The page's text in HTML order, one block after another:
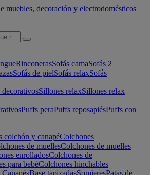
RinconerasSofás camaSofás 2
Sofás de pielSofás relaxSofás
decorativosSillones relaxSillones relax
Puffs peraPuffs reposapiésPuffs con
colchón y canapéColchones
de muellesColchones de muelles
enrolladosColchones de
para bebéColchones hinchables
CanapésBase tapizadasSomieresPatas de